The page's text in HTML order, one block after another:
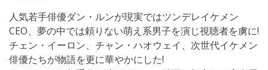
人気若手俳優ダン・ルンが現実ではツンデレイケメン
CEO、夢の中では頼りない萌え系男子を演じ視聴者を虜に!
チェン・イーロン、チャン・ハオウェイ、次世代イケメン
俳優たちが物語を更に華やかにした!